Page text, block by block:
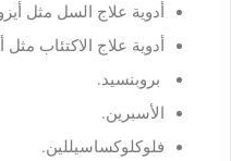
أدوية علاج السل مثل
أدوية علاج الاكتئاب مثل
بروبنسيد.
الأسبرين.
فلوكلوكساسيللين.